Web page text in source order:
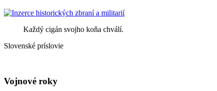
Každý cigán svojho koňa chválí.
Slovenské príslovie
Vojnové roky